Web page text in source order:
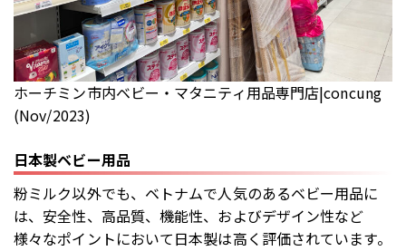
ホーチミン市内ベビー・マタニティ用品専門店|concung
(Nov/2023)
日本製ベビー用品
粉ミルク以外でも、ベトナムで人気のあるベビー用品に
は、安全性、高品質、機能性、およびデザイン性など
様々なポイントにおいて日本製は高く評価されています。